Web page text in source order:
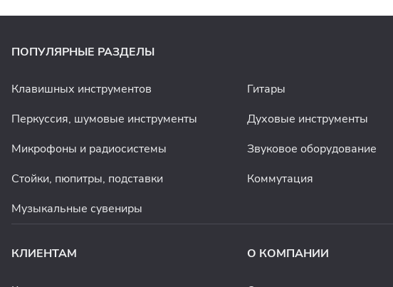
ПОПУЛЯРНЫЕ РАЗДЕЛЫ
Клавишных инструментов Гитары
Перкуссия, шумовые инструменты
Духовые инструменты
Микрофоны и радиосистемы
Звуковое оборудование
Стойки, пюпитры, подставки
Коммутация
Музыкальные сувениры
КЛИЕНТАМ О КОМПАНИИ